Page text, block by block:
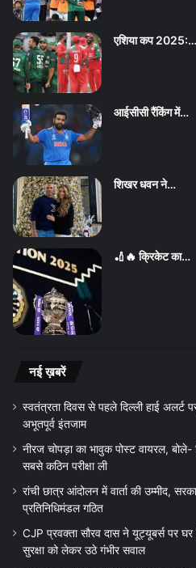
एशिया कप 2025:…
आईसीसी रैंकिंग में…
शिखर धवन ने…
🏏🔥 क्रिकेट का…
नई ख़बरें
स्वतंत्रता दिवस से पहले दिल्ली हाई अलर्ट
अभूतपूर्व इंतजाम
नीरज चोपड़ा का भावुक पोस्ट वायरल, बोले-
सबसे कठिन परीक्षा ली
रांची छात्र आंदोलन में वार्ता की उम्मीद,
प्रतिनिधिमंडल गठित
CJP प्रवक्ता सौरव दास ने यूट्यूबर्स पर
सुरक्षा को लेकर उठे गंभीर सवाल